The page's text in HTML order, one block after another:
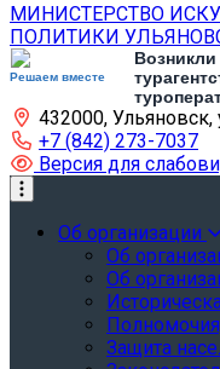
МИНИСТЕРСТВО
ПОЛИТИКИ
Решаем вместе
туризма и
этом
432000, Ульяновск,
+7 (842) 273-7037
Версия для
Об организации
Об
Об
Защита